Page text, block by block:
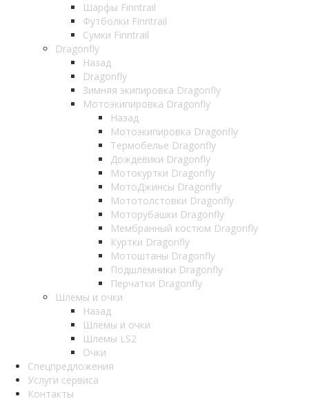
Шарфы Finntrail
Футболки Finntrail
Сумки Finntrail
Dragonfly
Назад
Dragonfly
Зимняя экипировка Dragonfly
Мотоэкипировка Dragonfly
Назад
Мотоэкипировка Dragonfly
Термобелье Dragonfly
Дождевики Dragonfly
Мотокуртки Dragonfly
МотоДжинсы Dragonfly
Мототолстовки Dragonfly
Моторубашки Dragonfly
Мембранный костюм Dragonfly
Куртки Dragonfly
Мотоштаны Dragonfly
Подшлемники Dragonfly
Перчатки Dragonfly
Шлемы и очки
Назад
Шлемы и очки
Шлемы LS2
Очки
Спецпредложения
Услуги сервиса
Контакты